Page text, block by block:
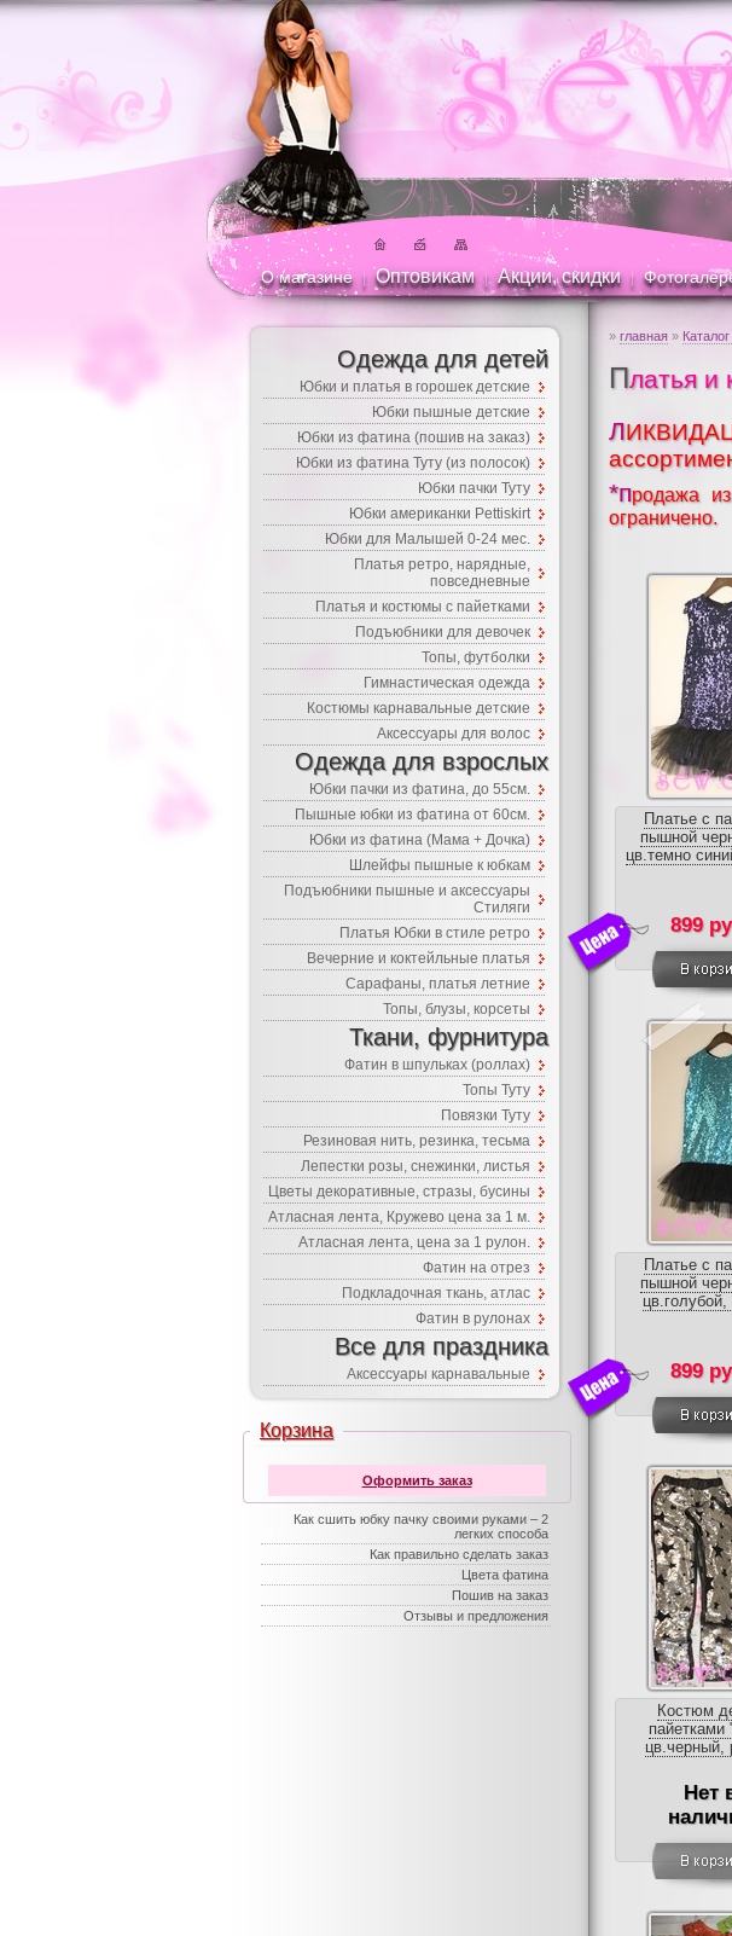
О магазине | Оптовикам | Акции, скидки |
» главная »
Платья и
ЛИКВИДАЦИЯ товара по оптовым ценам в связи с сокращением
*продажа
ограничено.
Платье с
пышной
цв.темно
899
Платье с
пышной
899
Костюм
пайетками
цв.черный,
Нет
Одежда для детей
Юбки и платья в горошек детские
Юбки пышные детские
Юбки из фатина (пошив на заказ)
Юбки из фатина Туту (из полосок)
Юбки пачки Туту
Юбки американки Pettiskirt
Юбки для Малышей 0-24 мес.
Платья ретро, нарядные,
повседневные
Платья и костюмы с пайетками
Подъюбники для девочек
Топы, футболки
Гимнастическая одежда
Костюмы карнавальные детские
Аксессуары для волос
Одежда для взрослых
Юбки пачки из фатина, до 55см.
Пышные юбки из фатина от 60см.
Юбки из фатина (Мама + Дочка)
Шлейфы пышные к юбкам
Подъюбники пышные и аксессуары
Стиляги
Платья Юбки в стиле ретро
Вечерние и коктейльные платья
Сарафаны, платья летние
Топы, блузы, корсеты
Ткани, фурнитура
Фатин в шпульках (роллах)
Топы Туту
Повязки Туту
Резиновая нить, резинка, тесьма
Лепестки розы, снежинки, листья
Цветы декоративные, стразы, бусины
Атласная лента, Кружево цена за 1 м.
Атласная лента, цена за 1 рулон.
Фатин на отрез
Подкладочная ткань, атлас
Фатин в рулонах
Все для праздника
Аксессуары карнавальные
Корзина
Оформить заказ
Как сшить юбку пачку своими руками – 2
легких способа
Как правильно сделать заказ
Цвета фатина
Пошив на заказ
Отзывы и предложения